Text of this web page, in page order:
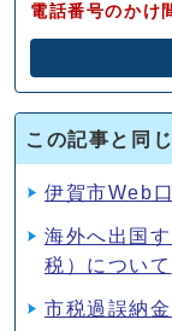
電話番号のかけ
この記事と同
伊賀市Web
海外へ出国
税）について
市税過誤納